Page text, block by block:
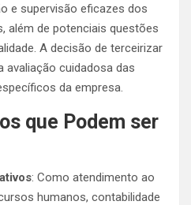
e supervisão eficazes dos
além de potenciais questões
A decisão de terceirizar
avaliação cuidadosa das
da empresa.
que Podem ser
: Como atendimento ao
humanos, contabilidade